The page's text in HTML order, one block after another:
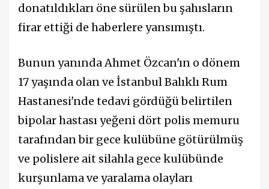
donatıldıkları öne sürülen bu şahısların
firar ettiği de haberlere yansımıştı.
Bunun yanında Ahmet Özcan'ın o dönem
17 yaşında olan ve İstanbul Balıklı Rum
Hastanesi'nde tedavi gördüğü belirtilen
bipolar hastası yeğeni dört polis memuru
tarafından bir gece kulübüne götürülmüş
ve polislere ait silahla gece kulübünde
kurşunlama ve yaralama olayları